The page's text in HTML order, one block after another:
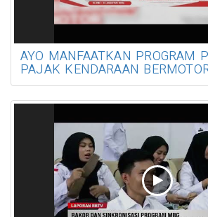
AYO MANFAATKAN PROGRAM
PAJAK KENDARAAN